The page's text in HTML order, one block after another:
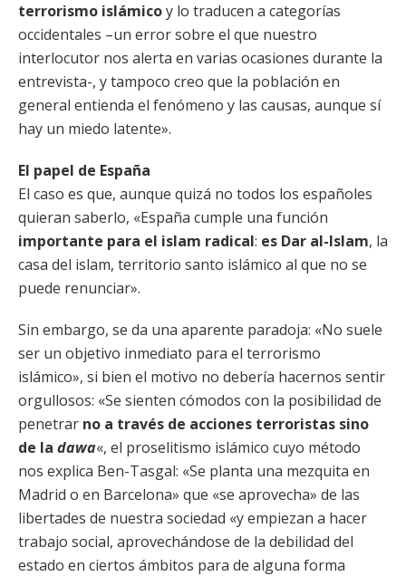
terrorismo islámicoy lo traducen a categorías
occidentales –un error sobre el que nuestro
interlocutor nos alerta en varias ocasiones durante la
entrevista-, y tampoco creo que la población en
general entienda el fenómeno y las causas, aunque sí
hay un miedo latente».
El papel de España
El caso es que, aunque quizá no todos los españoles
quieran saberlo, «España cumple una función
importante para el islam radical: es Dar al-Islam, la
casa del islam, territorio santo islámico al que no se
puede renunciar».
Sin embargo, se da una aparente paradoja: «No suele
ser un objetivo inmediato para el terrorismo
islámico», si bien el motivo no debería hacernos sentir
orgullosos: «Se sienten cómodos con la posibilidad de
penetrar no a través de acciones terroristas sino
de la dawa«, el proselitismo islámico cuyo método
nos explica Ben-Tasgal: «Se planta una mezquita en
Madrid o en Barcelona» que «se aprovecha» de las
libertades de nuestra sociedad «y empiezan a hacer
trabajo social, aprovechándose de la debilidad del
estado en ciertos ámbitos para de alguna forma